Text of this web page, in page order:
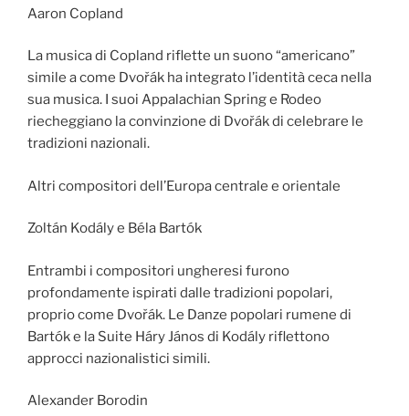
Aaron Copland
La musica di Copland riflette un suono “americano”
simile a come Dvořák ha integrato l’identità ceca nella
sua musica. I suoi Appalachian Spring e Rodeo
riecheggiano la convinzione di Dvořák di celebrare le
tradizioni nazionali.
Altri compositori dell’Europa centrale e orientale
Zoltán Kodály e Béla Bartók
Entrambi i compositori ungheresi furono
profondamente ispirati dalle tradizioni popolari,
proprio come Dvořák. Le Danze popolari rumene di
Bartók e la Suite Háry János di Kodály riflettono
approcci nazionalistici simili.
Alexander Borodin